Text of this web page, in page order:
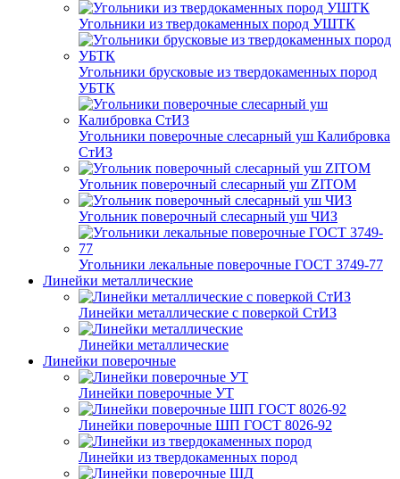
Угольники из твердокаменных пород УШТК
Угольники брусковые из твердокаменных пород
УБТК
Угольники поверочные слесарный уш Калибровка
СтИЗ
Угольник поверочный слесарный уш ZITOM
Угольник поверочный слесарный уш ЧИЗ
Угольники лекальные поверочные ГОСТ 3749-77
Линейки металлические
Линейки металлические с поверкой СтИЗ
Линейки металлические
Линейки поверочные
Линейки поверочные УТ
Линейки поверочные ШП ГОСТ 8026-92
Линейки из твердокаменных пород